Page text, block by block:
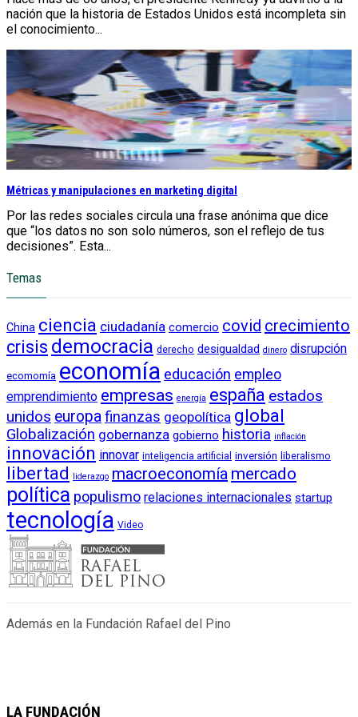
nación que la historia de Estados Unidos está incompleta sin
el conocimiento...
Métricas y manipulaciones en marketing digital
Por las redes sociales circula una frase anónima que dice
que “los datos no son solo números, son el reflejo de tus
decisiones”. Esta...
Temas
China ciencia ciudadanía comercio covid crecimiento
crisis democracia derecho desigualdad dinero disrupción
ecomomía economía educación empleo
emprendimiento empresas energía españa estados
unidos europafinanzas geopolítica global
Globalización gobernanza gobierno historia inflación
innovación innovar inteligencia artificial inversión liberalismo
libertad liderazgo macroeconomía mercado
política populismo relaciones internacionales startup
tecnología Video
Además en la Fundación Rafael del Pino
LA FUNDACIÓN